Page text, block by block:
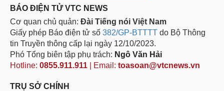
BÁO ĐIỆN TỬ VTC NEWS
Cơ quan chủ quản: Đài Tiếng nói Việt Nam
Giấy phép Báo điện tử số 382/GP-BTTTT do Bộ Thông
tin Truyền thông cấp lại ngày 12/10/2023.
Phó Tổng biên tập phụ trách: Ngô Văn Hải
Hotline: 0855.911.911 | Email: toasoan@vtcnews.vn
TRỤ SỞ CHÍNH